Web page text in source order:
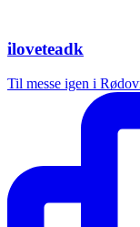
iloveteadk
Til messe igen i